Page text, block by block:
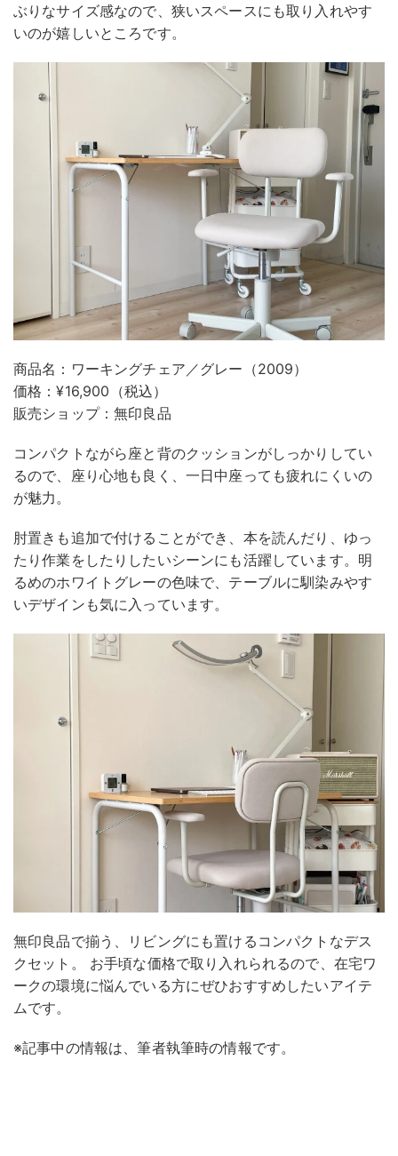
ぶりなサイズ感なので、狭いスペースにも取り入れやす
いのが嬉しいところです。
商品名：ワーキングチェア／グレー（2009）
価格：¥16,900（税込）
販売ショップ：無印良品
コンパクトながら座と背のクッションがしっかりしてい
るので、座り心地も良く、一日中座っても疲れにくいの
が魅力。
肘置きも追加で付けることができ、本を読んだり、ゆっ
たり作業をしたりしたいシーンにも活躍しています。明
るめのホワイトグレーの色味で、テーブルに馴染みやす
いデザインも気に入っています。
無印良品で揃う、リビングにも置けるコンパクトなデス
クセット。 お手頃な価格で取り入れられるので、在宅ワ
ークの環境に悩んでいる方にぜひおすすめしたいアイテ
ムです。
※記事中の情報は、筆者執筆時の情報です。